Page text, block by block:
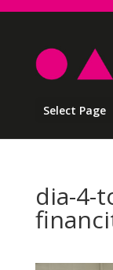
Select Page
dia-4-